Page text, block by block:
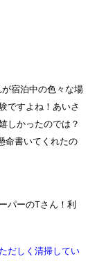
宿泊中の色々な場
ですよね！あいさ
しかったのでは？
命書いてくれたの
パーのTさん！利
だしく清掃してい